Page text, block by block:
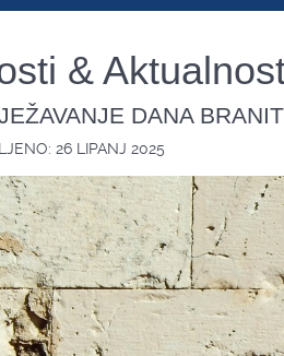
&
DANA
26 LIPANJ 2025